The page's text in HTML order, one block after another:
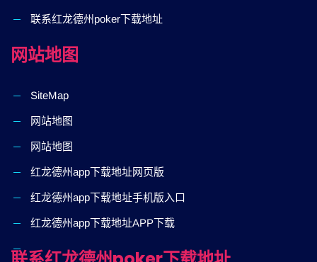
联系红龙德州poker下载地址
网站地图
SiteMap
网站地图
网站地图
红龙德州app下载地址网页版
红龙德州app下载地址手机版入口
红龙德州app下载地址APP下载